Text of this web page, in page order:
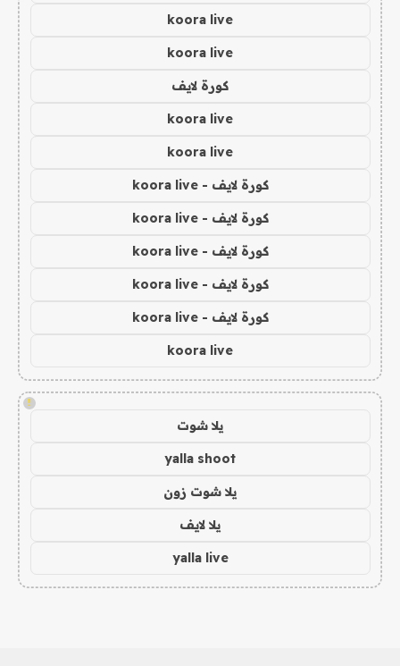
koora live
koora live
كورة لايف
koora live
koora live
كورة لايف - koora live
كورة لايف - koora live
كورة لايف - koora live
كورة لايف - koora live
كورة لايف - koora live
koora live
!
يلا شوت
yalla shoot
يلا شوت زون
يلا لايف
yalla live